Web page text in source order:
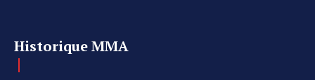
Historique MMA